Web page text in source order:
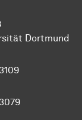
Dortmund